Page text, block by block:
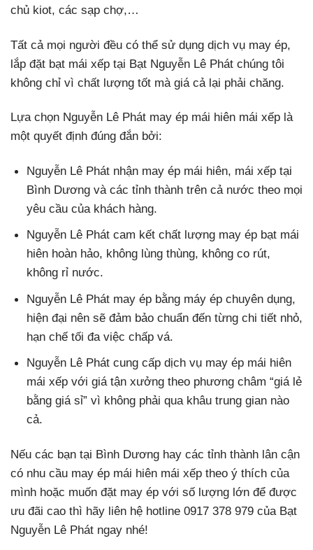
chủ kiot, các sạp chợ,…
Tất cả mọi người đều có thể sử dụng dịch vụ may ép,
lắp đặt bạt mái xếp tại Bạt Nguyễn Lê Phát chúng tôi
không chỉ vì chất lượng tốt mà giá cả lại phải chăng.
Lựa chọn Nguyễn Lê Phát may ép mái hiên mái xếp là
một quyết định đúng đắn bởi:
Nguyễn Lê Phát nhận may ép mái hiên, mái xếp tại
Bình Dương và các tỉnh thành trên cả nước theo mọi
yêu cầu của khách hàng.
Nguyễn Lê Phát cam kết chất lượng may ép bạt mái
hiên hoàn hảo, không lùng thùng, không co rút,
không rỉ nước.
Nguyễn Lê Phát may ép bằng máy ép chuyên dụng,
hiện đại nên sẽ đảm bảo chuẩn đến từng chi tiết nhỏ,
hạn chế tối đa việc chấp vá.
Nguyễn Lê Phát cung cấp dịch vụ may ép mái hiên
mái xếp với giá tận xưởng theo phương châm “giá lẻ
bằng giá sỉ” vì không phải qua khâu trung gian nào
cả.
Nếu các bạn tại Bình Dương hay các tỉnh thành lân cận
có nhu cầu may ép mái hiên mái xếp theo ý thích của
mình hoặc muốn đặt may ép với số lượng lớn để được
ưu đãi cao thì hãy liên hệ hotline 0917 378 979 của Bạt
Nguyễn Lê Phát ngay nhé!